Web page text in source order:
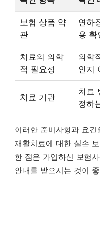
보험 상품 약
관
연하
용 확
치료의 의학
적 필요성
의학
인지
치료 기관
치료
정하
이러한 준비사항과 요
재활치료에 대한 실손
한 점은 가입하신 보험
안내를 받으시는 것이